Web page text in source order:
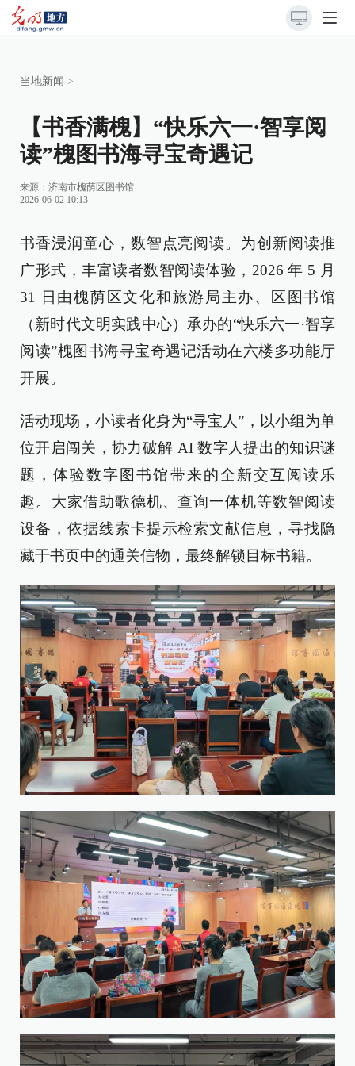
当地新闻 >
【书香满槐】“快乐六一·智享阅
读”槐图书海寻宝奇遇记
来源： 济南市槐荫区图书馆
2026-06-02 10:13
书香浸润童心，数智点亮阅读。为创新阅读推
广形式，丰富读者数智阅读体验，2026 年 5 月
31 日由槐荫区文化和旅游局主办、区图书馆
（新时代文明实践中心）承办的“快乐六一·智享
阅读”槐图书海寻宝奇遇记活动在六楼多功能厅
开展。
活动现场，小读者化身为“寻宝人”，以小组为单
位开启闯关，协力破解 AI 数字人提出的知识谜
题，体验数字图书馆带来的全新交互阅读乐
趣。大家借助歌德机、查询一体机等数智阅读
设备，依据线索卡提示检索文献信息，寻找隐
藏于书页中的通关信物，最终解锁目标书籍。